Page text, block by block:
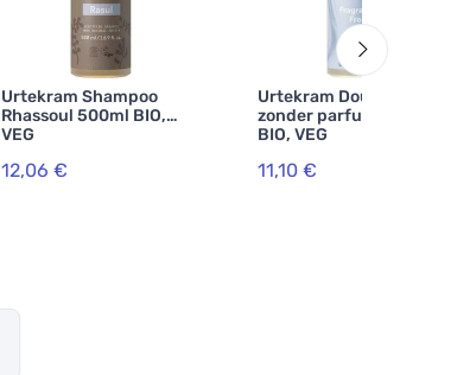
Urtekram Shampoo
Rhassoul 500ml BIO,
VEG
12,06 €
Urtekram Douchegel
zonder parfum 500ml
BIO, VEG
11,10 €